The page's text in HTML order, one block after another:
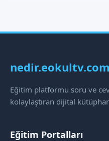
nedir.eokultv.com
Eğitim platformu soru ve
kolaylaştıran dijital
Eğitim Portalları